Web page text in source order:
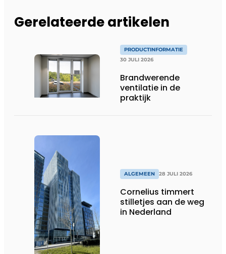
Gerelateerde artikelen
PRODUCTINFORMATIE
30 JULI 2026
Brandwerende
ventilatie in de
praktijk
ALGEMEEN 28 JULI 2026
Cornelius timmert
stilletjes aan de weg
in Nederland